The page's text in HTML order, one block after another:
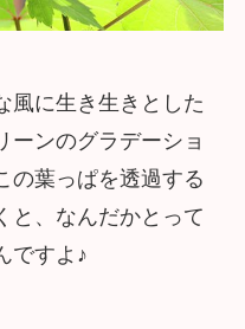
風に生き生きとした
ーンのグラデーショ
の葉っぱを透過する
と、なんだかとって
ですよ♪